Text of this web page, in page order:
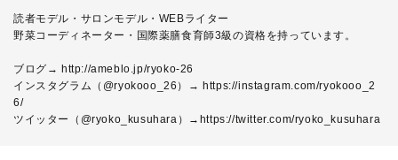
読者モデル・サロンモデル・WEBライター
野菜コーディネーター・国際薬膳食育師3級の資格を持っています。
ブログ→ http://ameblo.jp/ryoko-26
インスタグラム（@ryokooo_26）→ https://instagram.com/ryokooo_2
6/
ツイッター（@ryoko_kusuhara）→ https://twitter.com/ryoko_kusuhara